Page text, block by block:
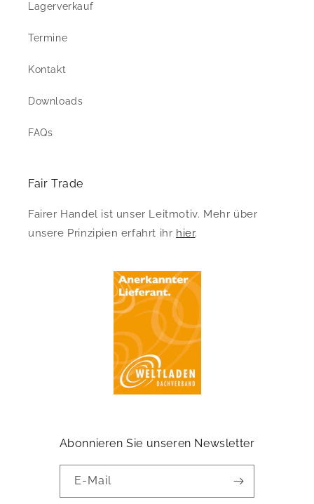
Lagerverkauf
Termine
Kontakt
Downloads
FAQs
Fair Trade
Fairer Handel ist unser Leitmotiv. Mehr über
unsere Prinzipien erfahrt ihr hier.
Abonnieren Sie unseren Newsletter
E-Mail